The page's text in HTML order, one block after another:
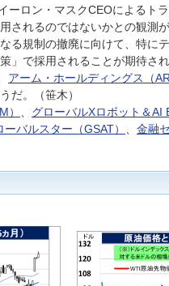
ーロン・マスクCEOによるト
されるのではないかとの観測
る規制の撤廃に向けて、特に
」で採用されることが期待さ
アーム・ホールディングス（
だ。（笹木）
） グローバルXロボット＆AI
ーバルスター（GSAT）
金融